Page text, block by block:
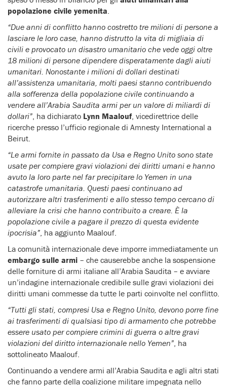
popolazione civile yemenita
“Due anni di conflitto hanno costretto tre milioni di persone a
lasciare le loro case, hanno distrutto la vita di migliaia di
civili e provocato un disastro umanitario che vede oggi oltre
18 milioni di persone dipendere disperatamente dagli aiuti
umanitari. Nonostante i milioni di dollari destinati
all’assistenza umanitaria, molti paesi stanno contribuendo
alla sofferenza della popolazione civile continuando a
vendere all’Arabia Saudita armi per un valore di miliardi di
dollari” , ha dichiarato Lynn Maalouf , vicedirettrice delle
ricerche presso l’ufficio regionale di Amnesty International a
Beirut.
“Le armi fornite in passato da Usa e Regno Unito sono state
usate per compiere gravi violazioni dei diritti umani e hanno
avuto la loro parte nel far precipitare lo Yemen in una
catastrofe umanitaria. Questi paesi continuano ad
autorizzare altri trasferimenti e allo stesso tempo cercano di
alleviare la crisi che hanno contribuito a creare. È la
popolazione civile a pagare il prezzo di questa evidente
ipocrisia” , ha aggiunto Maalouf.
La comunità internazionale deve imporre immediatamente un
embargo sulle armi – che causerebbe anche la sospensione
delle forniture di armi italiane all’Arabia Saudita – e avviare
un’indagine internazionale credibile sulle gravi violazioni dei
diritti umani commesse da tutte le parti coinvolte nel conflitto.
“Tutti gli stati, compresi Usa e Regno Unito, devono porre fine
ai trasferimenti di qualsiasi tipo di armamento che potrebbe
essere usato per compiere crimini di guerra o altre gravi
violazioni del diritto internazionale nello Yemen” , ha
sottolineato Maalouf.
Continuando a vendere armi all’Arabia Saudita e agli altri stati
che fanno parte della coalizione militare impegnata nello